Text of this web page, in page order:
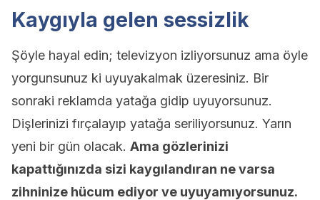
Kaygıyla gelen sessizlik
Şöyle hayal edin; televizyon izliyorsunuz ama öyle
yorgunsunuz ki uyuyakalmak üzeresiniz. Bir
sonraki reklamda yatağa gidip uyuyorsunuz.
Dişlerinizi fırçalayıp yatağa seriliyorsunuz. Yarın
yeni bir gün olacak. Ama gözlerinizi
kapattığınızda sizi kaygılandıran ne varsa
zihninize hücum ediyor ve uyuyamıyorsunuz.